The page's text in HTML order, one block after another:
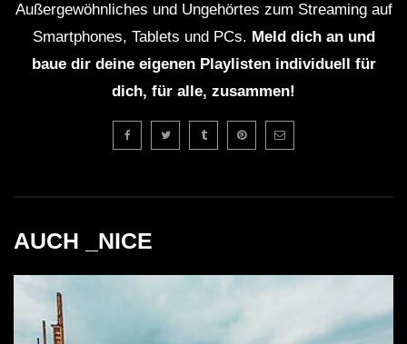
Das Live-Set dauert etwa 90 Minuten, in denen die
beiden DJs ihre besten Tracks präsentieren.
Welche Musikstile dominieren das Set?
Vor allem Miami Bass, G-House und Electro prägen
Wie kann ich Partiboi69 und MCR-T
folgen, ihre Musik streamen oder Merchandise
unterstützen.
Außergewöhnliches und Ungehörtes zum Streaming auf
Smartphones, Tablets und PCs. Meld dich an und
baue dir deine eigenen Playlisten individuell für
dich, für alle, zusammen!
AUCH _NICE